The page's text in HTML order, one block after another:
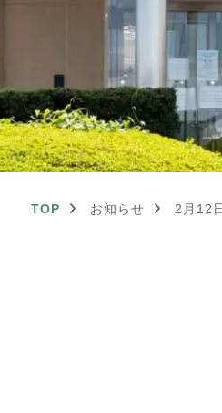
TOP お知らせ 2月12